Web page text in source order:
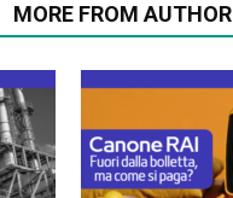
MORE FROM AUTHOR